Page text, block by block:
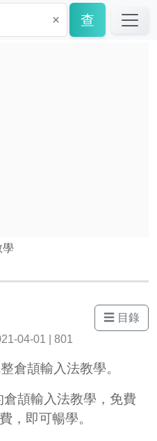
× 查
學
☰ 目錄
04-01 | 801
倉頡輸入法教學。
頡輸入法教學，免費
，即可暢學。